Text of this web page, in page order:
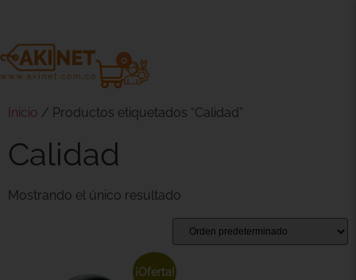
0
Inicio / Productos etiquetados “Calidad”
Calidad
Mostrando el único resultado
¡Oferta!